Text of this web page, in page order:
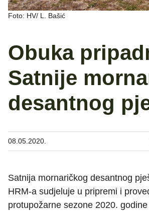
Foto: HV/ L. Bašić
Obuka
Satnije
desantnog
08.05.2020.
Satnija mornaričkog desantnog
HRM-a sudjeluje u pripremi i
protupožarne sezone 2020. godine